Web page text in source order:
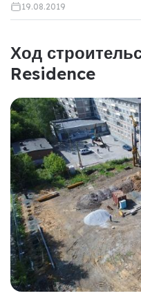
19.08.2019
Ход
Residence